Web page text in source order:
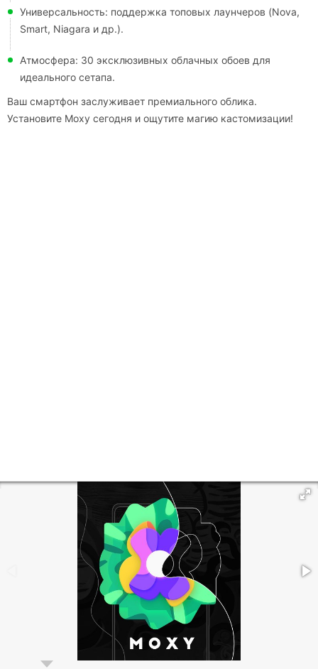
Универсальность: поддержка топовых лаунчеров (Nova,
Smart, Niagara и др.).
Атмосфера: 30 эксклюзивных облачных обоев для
идеального сетапа.
Ваш смартфон заслуживает премиального облика.
Установите Moxy сегодня и ощутите магию кастомизации!